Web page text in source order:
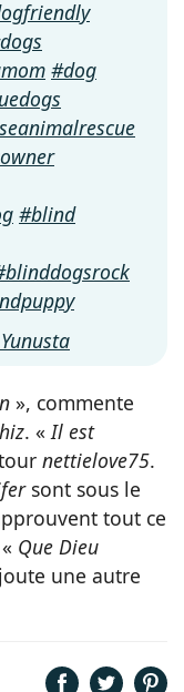
#dog
#blind
», commente
. «Il est
nettielove75.
sont sous le
tout ce
Que Dieu
une autre